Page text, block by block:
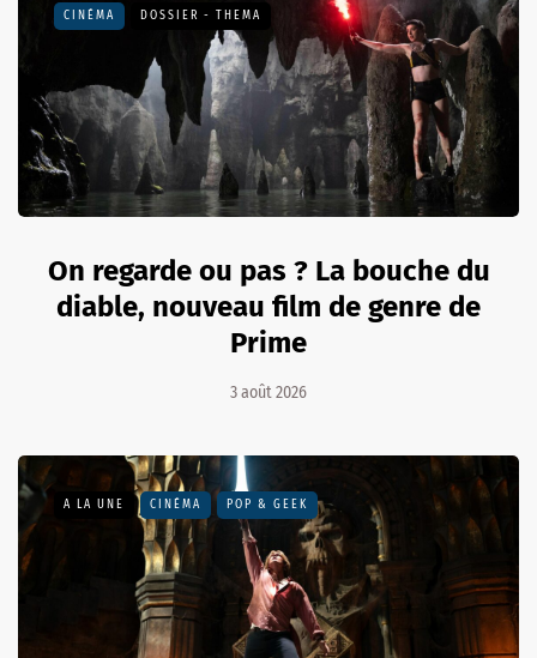
CINÉMA DOSSIER - THEMA
On regarde ou pas ? La bouche du
diable, nouveau film de genre de
Prime
3 août 2026
A LA UNE CINÉMA POP & GEEK